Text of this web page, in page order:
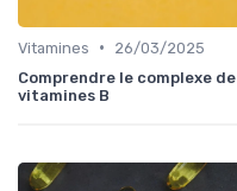
Vitamines •
26/03/2025
Comprendre le complexe de
vitamines B